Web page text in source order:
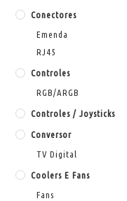
Conectores
Emenda
RJ45
Controles
RGB/ARGB
Controles / Joysticks
Conversor
TV Digital
Coolers E Fans
Fans